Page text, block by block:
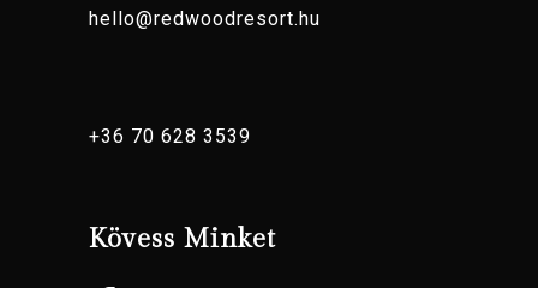
hello@redwoodresort.hu
+36 70 628 3539
Kövess Minket